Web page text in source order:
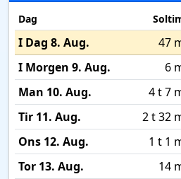
Dag
I Dag 8. Aug. 47
I Morgen 9. Aug.
6
Man 10. Aug.
4 t 7
Tir 11. Aug.
2 t 32
Ons 12. Aug.
1 t 1
Tor 13. Aug.
14